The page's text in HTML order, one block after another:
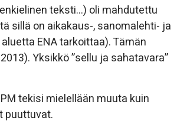
teksti…) oli mahdutettu
sillä on aikakaus-, sanomalehti- ja
ENA tarkoittaa). Tämän
Yksikkö ”sellu ja sahatavara”
tekisi mielellään muuta kuin
puuttuvat.